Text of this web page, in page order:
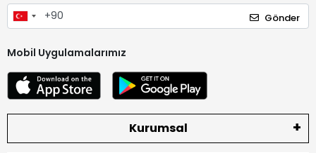
Gönder
Mobil Uygulamalarımız
Kurumsal